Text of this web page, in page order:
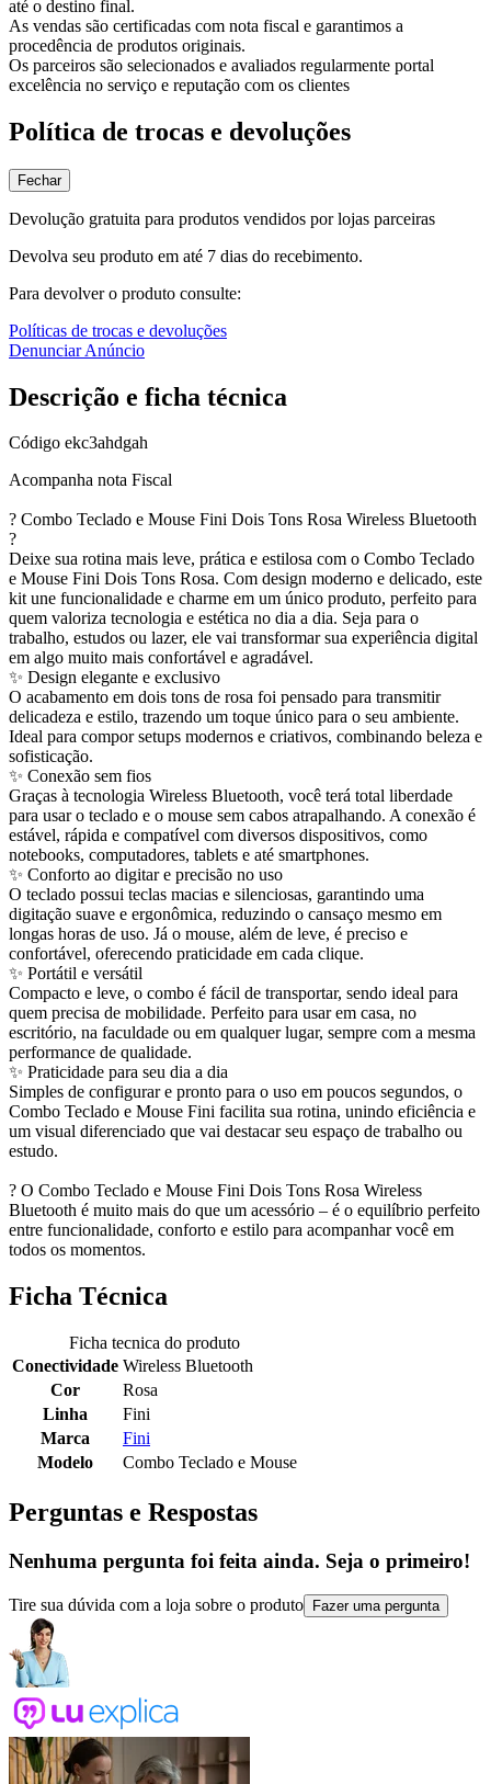
até o destino final.
As vendas são certificadas com nota fiscal e garantimos a
procedência de produtos originais.
Os parceiros são selecionados e avaliados regularmente portal
excelência no serviço e reputação com os clientes
Política de trocas e devoluções
Fechar
Devolução gratuita para produtos vendidos por lojas parceiras
Devolva seu produto em até 7 dias do recebimento.
Para devolver o produto consulte:
Políticas de trocas e devoluções
Denunciar Anúncio
Descrição e ficha técnica
Código ekc3ahdgah
Acompanha nota Fiscal
? Combo Teclado e Mouse Fini Dois Tons Rosa Wireless Bluetooth
?
Deixe sua rotina mais leve, prática e estilosa com o Combo Teclado
e Mouse Fini Dois Tons Rosa. Com design moderno e delicado, este
kit une funcionalidade e charme em um único produto, perfeito para
quem valoriza tecnologia e estética no dia a dia. Seja para o
trabalho, estudos ou lazer, ele vai transformar sua experiência digital
em algo muito mais confortável e agradável.
✨ Design elegante e exclusivo
O acabamento em dois tons de rosa foi pensado para transmitir
delicadeza e estilo, trazendo um toque único para o seu ambiente.
Ideal para compor setups modernos e criativos, combinando beleza e
sofisticação.
✨ Conexão sem fios
Graças à tecnologia Wireless Bluetooth, você terá total liberdade
para usar o teclado e o mouse sem cabos atrapalhando. A conexão é
estável, rápida e compatível com diversos dispositivos, como
notebooks, computadores, tablets e até smartphones.
✨ Conforto ao digitar e precisão no uso
O teclado possui teclas macias e silenciosas, garantindo uma
digitação suave e ergonômica, reduzindo o cansaço mesmo em
longas horas de uso. Já o mouse, além de leve, é preciso e
confortável, oferecendo praticidade em cada clique.
✨ Portátil e versátil
Compacto e leve, o combo é fácil de transportar, sendo ideal para
quem precisa de mobilidade. Perfeito para usar em casa, no
escritório, na faculdade ou em qualquer lugar, sempre com a mesma
performance de qualidade.
✨ Praticidade para seu dia a dia
Simples de configurar e pronto para o uso em poucos segundos, o
Combo Teclado e Mouse Fini facilita sua rotina, unindo eficiência e
um visual diferenciado que vai destacar seu espaço de trabalho ou
estudo.
? O Combo Teclado e Mouse Fini Dois Tons Rosa Wireless
Bluetooth é muito mais do que um acessório – é o equilíbrio perfeito
entre funcionalidade, conforto e estilo para acompanhar você em
todos os momentos.
Ficha Técnica
Ficha tecnica do produto
Conectividade Wireless Bluetooth
Cor
Rosa
Linha
Fini
Marca
Fini
Modelo
Combo Teclado e Mouse
Perguntas e Respostas
Nenhuma pergunta foi feita ainda. Seja o primeiro!
Tire sua dúvida com a loja sobre o produto Fazer uma pergunta